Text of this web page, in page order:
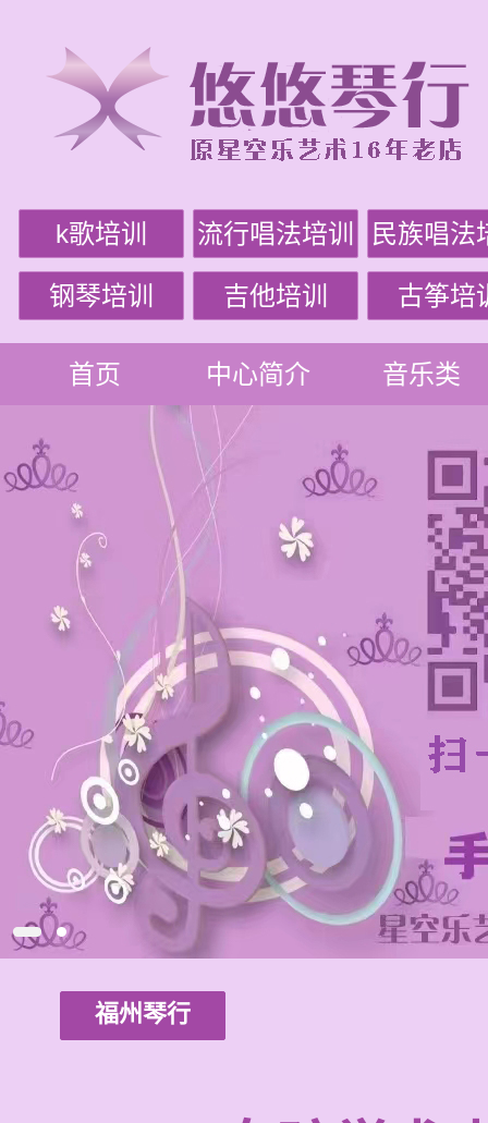
k歌培训 流行唱法培训 民族唱法
钢琴培训 吉他培训 古筝培
首页 中心简介 音乐类
福州琴行